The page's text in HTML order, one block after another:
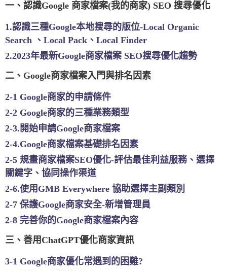
一、認識Google 商家檔案(我的商家) SEO 搜尋優化
1.認識三種Google本地搜尋的版位-Local Organic
Search 、Local Pack、Local Finder
2.2023年最新Google商家檔案 SEO搜尋優化趨勢
二、Google商家檔案入門與排名因素
2-1 Google商家的申請條件
2-2 Google商家的三種業務類型
2-3.開始申請Google商家檔案
2-4.Google商家檔案基礎排名因素
2-5 規畫商家檔案SEO優化-評估最佳利益服務、選擇
關鍵字、協同操作渠道
2-6.使用GMB Everywhere 協助選擇主副類別
2-7 保護Google商家安全-新增管理員
2-8 完善你的Google商家檔案內容
三、善用ChatGPT優化商家資訊
3-1 Google商家優化常遇到的困難?